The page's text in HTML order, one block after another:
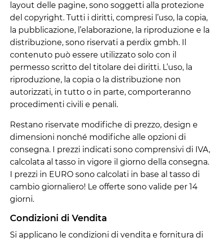
layout delle pagine, sono soggetti alla protezione
del copyright. Tutti i diritti, compresi l’uso, la copia,
la pubblicazione, l’elaborazione, la riproduzione e la
distribuzione, sono riservati a perdix gmbh. Il
contenuto può essere utilizzato solo con il
permesso scritto del titolare dei diritti. L’uso, la
riproduzione, la copia o la distribuzione non
autorizzati, in tutto o in parte, comporteranno
procedimenti civili e penali.
Restano riservate modifiche di prezzo, design e
dimensioni nonché modifiche alle opzioni di
consegna. I prezzi indicati sono comprensivi di IVA,
calcolata al tasso in vigore il giorno della consegna.
I prezzi in EURO sono calcolati in base al tasso di
cambio giornaliero! Le offerte sono valide per 14
giorni.
Condizioni di Vendita
Si applicano le condizioni di vendita e fornitura di